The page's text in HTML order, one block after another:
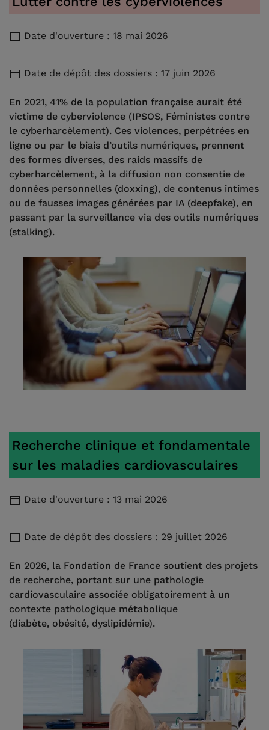
Date d'ouverture : 18 mai 2026
Date de dépôt des dossiers : 17 juin 2026
En 2021, 41% de la population française aurait été
victime de cyberviolence (IPSOS, Féministes contre
le cyberharcèlement). Ces violences, perpétrées en
ligne ou par le biais d’outils numériques, prennent
des formes diverses, des raids massifs de
cyberharcèlement, à la diffusion non consentie de
données personnelles (doxxing), de contenus intimes
ou de fausses images générées par IA (deepfake), en
passant par la surveillance via des outils numériques
(stalking).
Recherche clinique et fondamentale
sur les maladies cardiovasculaires
Date d'ouverture : 13 mai 2026
Date de dépôt des dossiers : 29 juillet 2026
En 2026, la Fondation de France soutient des projets
de recherche, portant sur une pathologie
cardiovasculaire associée obligatoirement à un
contexte pathologique métabolique
(diabète, obésité, dyslipidémie).